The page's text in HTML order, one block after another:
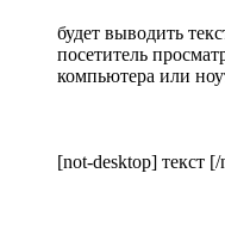
будет выводить
посетитель
компьютера или
[not-desktop] текст